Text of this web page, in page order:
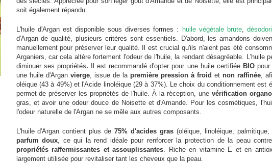
soit également répandu.
L'huile d'Argan est disponible sous diverses formes : huile végétale brute,
d'Argan de qualité, plusieurs critères sont essentiels. D'abord, les amandons
manuellement pour préserver leur qualité. Il est crucial qu'ils n'aient pas été
Arganiers, car cela altère fortement l'odeur de l'huile, la rendant désagréable. L'huile
diminuer ses propriétés. Il est recommandé d'opter pour une huile certifiéeBIO
une huile d'Arganvierge, issue de lapremière pression à froidet non raffinée ,
oléique (43 à 49%) et l'Acide linoléique (29 à 37%). Le choix du conditionnement
permet de préserver les propriétés de l'huile. À la réception, une vérification
gras, et avoir une odeur douce de Noisette et d'Amande. Pour les cosmétiques,
l'odeur naturelle de l'Argan ne se mêle aux autres composants.
L'huile d'Argan contient plus de75% d'acides gras(oléique, linoléique,
parfum doux , ce qui la rend idéale pour renforcer la protection de la peau
propriétés raffermissantes et assouplissantes . Riche en vitamine E et en
largement utilisée pour revitaliser tant les cheveux que la peau.